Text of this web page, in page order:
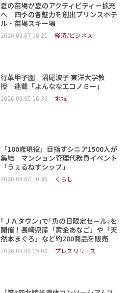
夏の苗場が夏のアクティビティー拡充
へ 四季の各魅力を創出プリンスホテ
ル・苗場スキー場
2026.08.07 10:21 経済/ビジネス
行革甲子園 沼尾波子 東洋大学教
授 連載「よんななエコノミー」
2026.08.05 16:36 地域
「100歳現役」目指すシニア1500人が
集結 マンション管理代務員イベント
「うぇるねすシップ」
2026.08.04 10:48 くらし
｢ＪＡタウン｣で｢魚の日限定セール｣を
開催！長崎県産「黄金あなご」や「天
然本まぐろ」など約280商品を販売
2026.08.09 15:00 プレスリリース